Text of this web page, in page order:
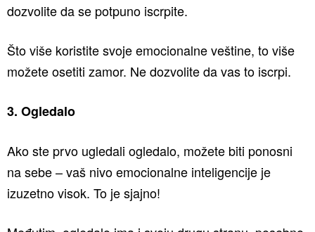
dozvolite da se potpuno iscrpite.
Što više koristite svoje emocionalne veštine, to više
možete osetiti zamor. Ne dozvolite da vas to iscrpi.
3. Ogledalo
Ako ste prvo ugledali ogledalo, možete biti ponosni
na sebe – vaš nivo emocionalne inteligencije je
izuzetno visok. To je sjajno!